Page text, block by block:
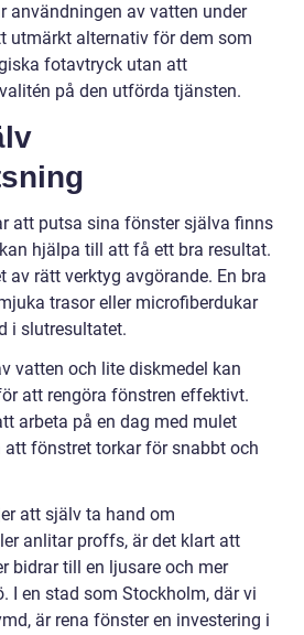
användningen av vatten under
utmärkt alternativ för dem som
fotavtryck utan att
på den utförda tjänsten.
att putsa sina fönster själva finns
hjälpa till att få ett bra resultat.
av rätt verktyg avgörande. En bra
trasor eller microfiberdukar
i slutresultatet.
vatten och lite diskmedel kan
att rengöra fönstren effektivt.
arbeta på en dag med mulet
fönstret torkar för snabbt och
att själv ta hand om
anlitar proffs, är det klart att
bidrar till en ljusare och mer
I en stad som Stockholm, där vi
är rena fönster en investering i